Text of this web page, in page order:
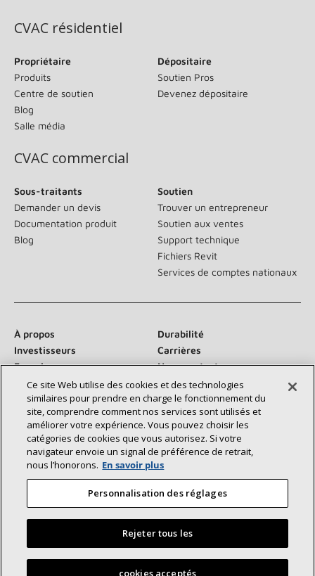
CVAC résidentiel
Propriétaire
Produits
Centre de soutien
Blog
Salle média
Dépositaire
Soutien Pros
Devenez dépositaire
CVAC commercial
Sous-traitants
Demander un devis
Documentation produit
Blog
Soutien
Trouver un entrepreneur
Soutien aux ventes
Support technique
Fichiers Revit
Services de comptes nationaux
À propos
Durabilité
Investisseurs
Carrières
Fournisseurs
Nous contacter
Salle de presse
Communiquez avec nous :
©2026 Lennox International Inc.
Déclaration d’accessibilité
Confidentialité
Ce site Web utilise des cookies et des technologies
similaires pour prendre en charge le fonctionnement du
site, comprendre comment nos services sont utilisés et
améliorer votre expérience. Vous pouvez choisir les
catégories de cookies que vous autorisez. Si votre
navigateur envoie un signal de préférence de retrait,
nous l’honorons. En savoir plus
Personnalisation des réglages
Rejeter tous les
cookies acceptés